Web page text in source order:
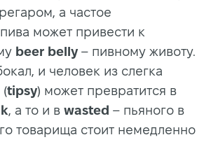
а частое
может привести к
beer belly – пивному животу.
и человек из слегка
(tipsy) может превратится в
, а то и в wasted – пьяного в
товарища стоит немедленно